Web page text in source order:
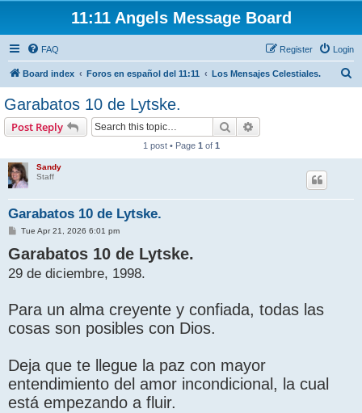
11:11 Angels Message Board
FAQ Login
Register
Board index Foros en español del 11:11 Los Mensajes Celestiales.
Garabatos 10 de Lytske.
Post Reply Search
1 post • Page 1 of 1
Sandy
Staff
Garabatos 10 de Lytske.
P
s
t
Tue Apr 21, 2026 6:01 pm
Garabatos 10 de Lytske.
29 de diciembre, 1998.
Para un alma creyente y confiada, todas las
cosas son posibles con Dios.
Deja que te llegue la paz con mayor
entendimiento del amor incondicional, la cual
está empezando a fluir.